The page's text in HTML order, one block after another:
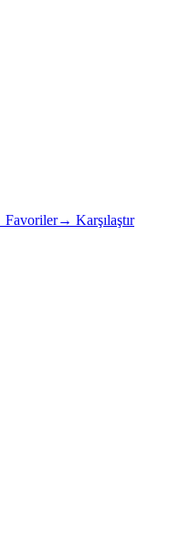
Favoriler→ Karşılaştır